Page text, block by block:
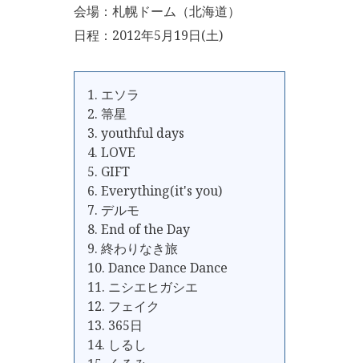
会場：札幌ドーム（北海道）
日程：2012年5月19日(土)
1. エソラ
2. 箒星
3. youthful days
4. LOVE
5. GIFT
6. Everything(it's you)
7. デルモ
8. End of the Day
9. 終わりなき旅
10. Dance Dance Dance
11. ニシエヒガシエ
12. フェイク
13. 365日
14. しるし